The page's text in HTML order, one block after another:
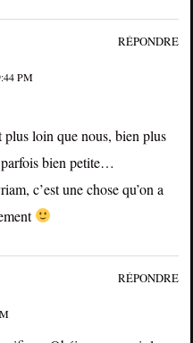
PM
loin que nous, bien plus
bien petite…
c’est une chose qu’on a
RÉPONDRE
RÉPONDRE